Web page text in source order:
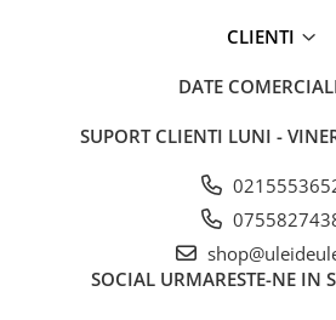
■ Ulei motor REPSOL
■ Ulei motor ELF
CLIENTI
DATE
SUPORT CLIENTI LUNI -
SOCIAL URMARESTE-NE IN